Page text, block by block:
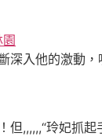
深入他的激動
但,,,,,,“玲妃抓